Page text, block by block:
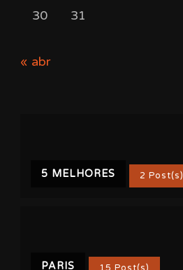
30 31
« abr
5 MELHORES 2 Post(s)
PARIS